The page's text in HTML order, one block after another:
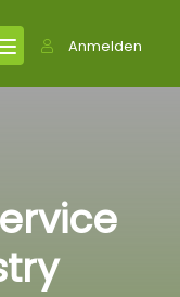
Anmelden